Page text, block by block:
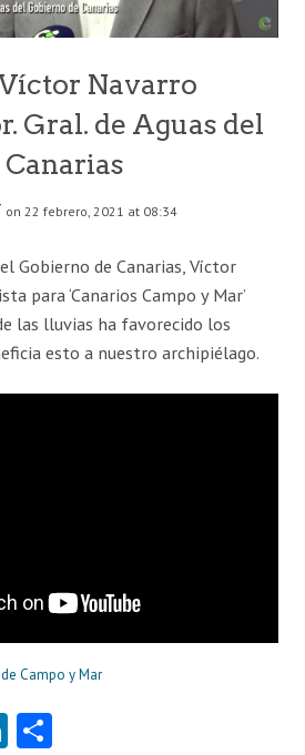
Navarro
Gral. de Aguas del
on 22 febrero, 2021 at 08:34
Gobierno de Canarias, Víctor
para ‘Canarios Campo y Mar’
las lluvias ha favorecido los
esto a nuestro archipiélago.
Campo y Mar
Li